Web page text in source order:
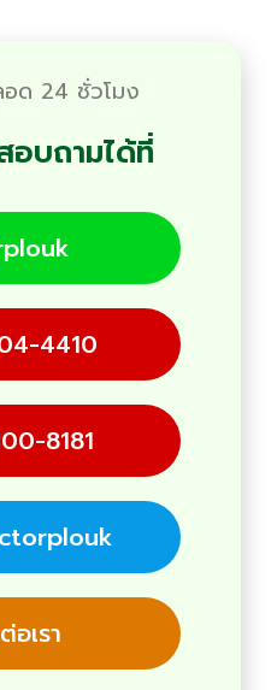
อด 24 ชั่วโมง
บถามได้ที่
4410
8181
เรา